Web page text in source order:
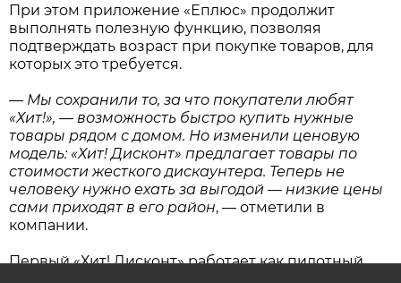
При этом приложение «Еплюс» продолжит
выполнять полезную функцию, позволяя
подтверждать возраст при покупке товаров, для
которых это требуется.
— Мы сохранили то, за что покупатели любят
«Хит!», — возможность быстро купить нужные
товары рядом с домом. Но изменили ценовую
модель: «Хит! Дисконт» предлагает товары по
стоимости жесткого дискаунтера. Теперь не
человеку нужно ехать за выгодой — низкие цены
сами приходят в его район, — отметили в
компании.
Первый «Хит! Дисконт» работает как пилотный